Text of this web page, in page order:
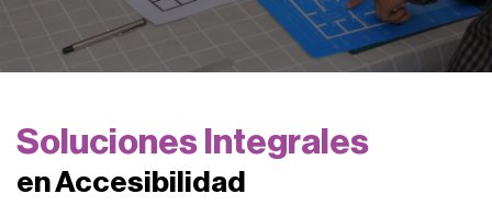
Soluciones Integrales
en Accesibilidad